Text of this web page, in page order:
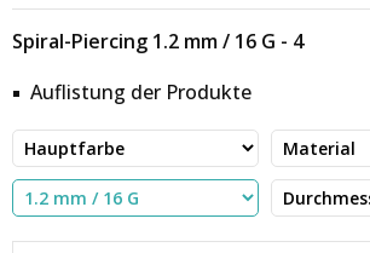
Spiral-Piercing 1.2 mm / 16 G - 4
Auflistung der Produkte